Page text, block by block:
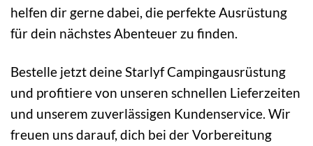
helfen dir gerne dabei, die perfekte Ausrüstung
für dein nächstes Abenteuer zu finden.
Bestelle jetzt deine Starlyf Campingausrüstung
und profitiere von unseren schnellen Lieferzeiten
und unserem zuverlässigen Kundenservice. Wir
freuen uns darauf, dich bei der Vorbereitung